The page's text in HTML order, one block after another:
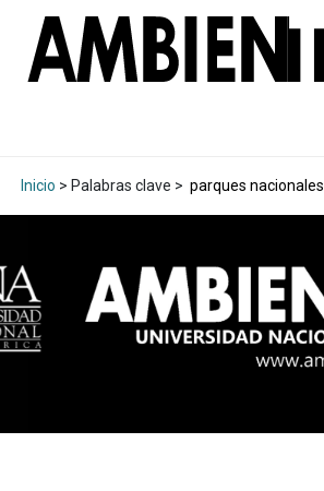
Inicio > Palabras clave > parques nacionales